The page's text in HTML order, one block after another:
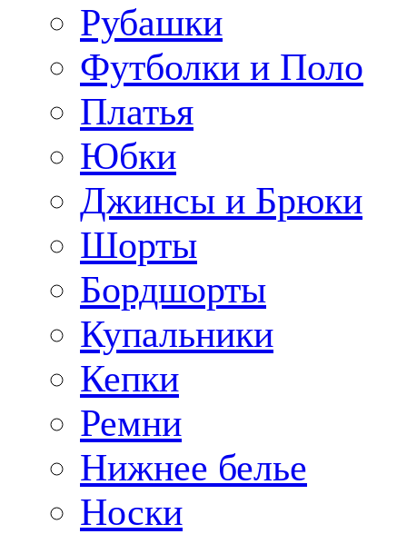
Рубашки
Футболки и Поло
Платья
Юбки
Джинсы и Брюки
Шорты
Бордшорты
Купальники
Кепки
Ремни
Нижнее белье
Носки